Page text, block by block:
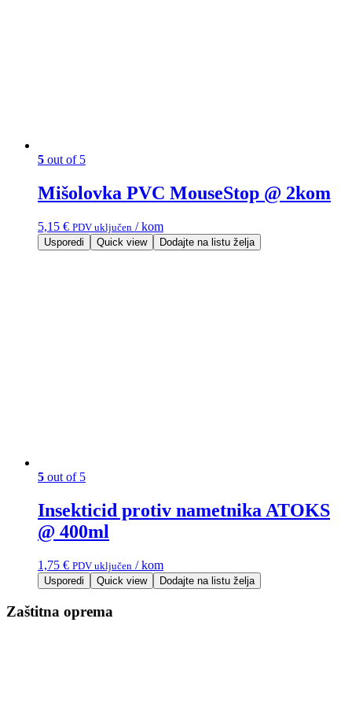
5 out of 5
Mišolovka PVC MouseStop @ 2kom
5,15 € PDV uključen / kom
Usporedi Quick view Dodajte na listu želja
5 out of 5
Insekticid protiv nametnika ATOKS
@ 400ml
1,75 € PDV uključen / kom
Usporedi Quick view Dodajte na listu želja
Zaštitna oprema